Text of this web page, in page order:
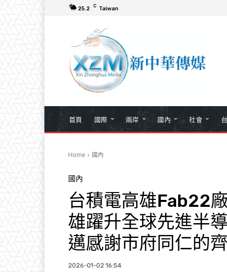
25.2 C Taiwan
首頁 國際 兩岸 國內 社會
Home 國內
國內
台積電高雄
雄躍升全球先進半
邁感謝市府同仁的
2026-01-02 16:54